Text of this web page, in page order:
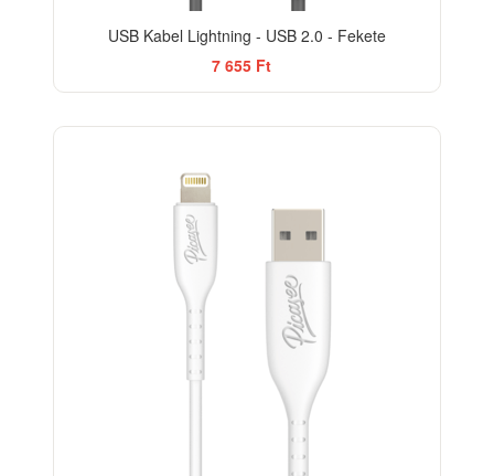
USB Kabel Lightning - USB 2.0 - Fekete
7 655 Ft